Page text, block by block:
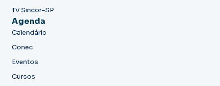
TV Sincor-SP
Agenda
Calendário
Conec
Eventos
Cursos